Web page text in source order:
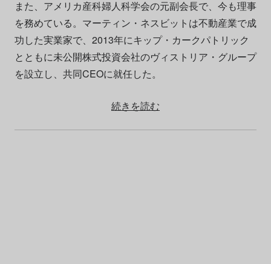
また、アメリカ産科婦人科学会の元副会長で、今も理事
を務めている。マーティン・ネスビットは不動産業で成
功した実業家で、2013年にキップ・カークパトリック
とともに未公開株式投資会社のヴィストリア・グループ
を設立し、共同CEOに就任した。
続きを読む